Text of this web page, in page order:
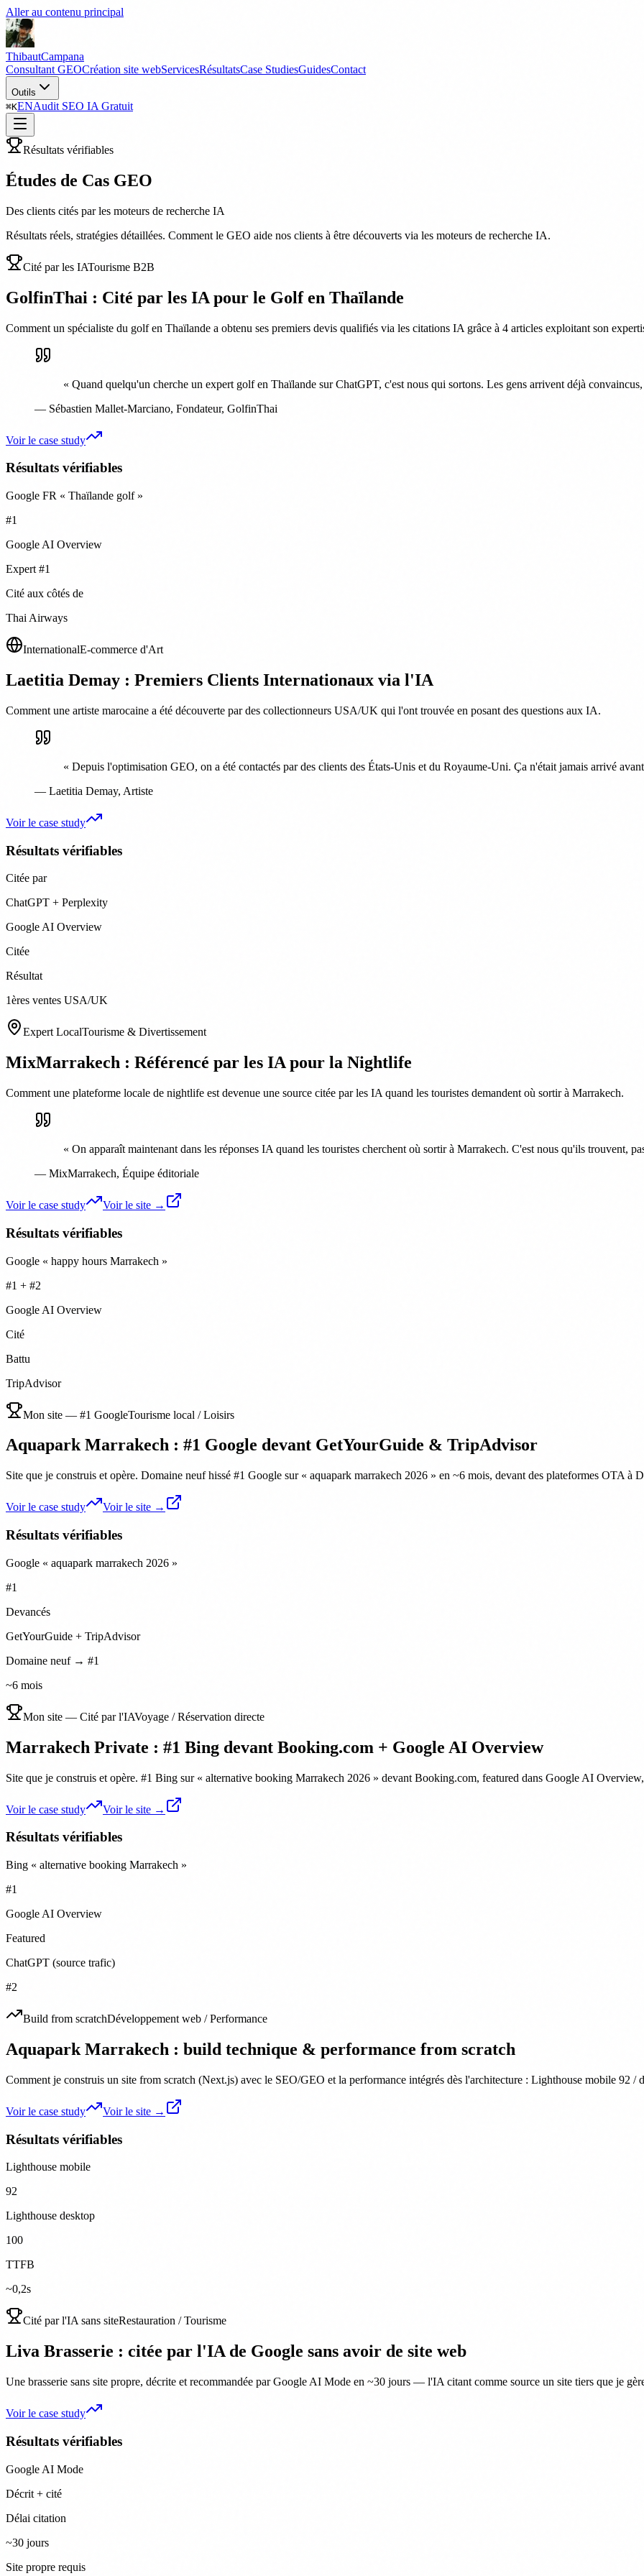
Aller au contenu principal
ThibautCampana
Consultant GEOCréation site webServicesRésultatsCase StudiesGuidesContact
Outils
⌘KENAudit SEO IA Gratuit
Résultats vérifiables
Études de Cas GEO
Des clients cités par les moteurs de recherche IA
Résultats réels, stratégies détaillées. Comment le GEO aide nos clients à être découverts via les moteurs de recherche IA.
Cité par les IATourisme B2B
GolfinThai : Cité par les IA pour le Golf en Thaïlande
Comment un spécialiste du golf en Thaïlande a obtenu ses premiers devis qualifiés via les citations IA grâce à 4 articles exploitant son
« Quand quelqu'un cherche un expert golf en Thaïlande sur ChatGPT, c'est nous qui sortons. Les gens arrivent déjà
— Sébastien Mallet-Marciano, Fondateur, GolfinThai
Voir le case study
Résultats vérifiables
Google FR « Thaïlande golf »
#1
Google AI Overview
Expert #1
Cité aux côtés de
Thai Airways
InternationalE-commerce d'Art
Laetitia Demay : Premiers Clients Internationaux via l'IA
Comment une artiste marocaine a été découverte par des collectionneurs USA/UK qui l'ont trouvée en posant des questions aux IA.
« Depuis l'optimisation GEO, on a été contactés par des clients des États-Unis et du Royaume-Uni. Ça n'était jamais arrivé
—Laetitia Demay, Artiste
Voir le case study
Résultats vérifiables
Citée par
ChatGPT + Perplexity
Google AI Overview
Citée
Résultat
1ères ventes USA/UK
Expert LocalTourisme & Divertissement
MixMarrakech : Référencé par les IA pour la Nightlife
Comment une plateforme locale de nightlife est devenue une source citée par les IA quand les touristes demandent où sortir à Marrakech.
« On apparaît maintenant dans les réponses IA quand les touristes cherchent où sortir à Marrakech. C'est nous qu'ils trouvent,
— MixMarrakech, Équipe éditoriale
Voir le case study Voir le site →
Résultats vérifiables
Google « happy hours Marrakech »
#1 + #2
Google AI Overview
Cité
Battu
TripAdvisor
Mon site — #1 GoogleTourisme local / Loisirs
Aquapark Marrakech : #1 Google devant GetYourGuide & TripAdvisor
Site que je construis et opère. Domaine neuf hissé #1 Google sur « aquapark marrakech 2026 » en ~6 mois, devant des plateformes OTA à
Voir le case study Voir le site →
Résultats vérifiables
Google « aquapark marrakech 2026 »
#1
Devancés
GetYourGuide + TripAdvisor
Domaine neuf → #1
~6 mois
Mon site — Cité par l'IAVoyage / Réservation directe
Marrakech Private : #1 Bing devant Booking.com + Google AI Overview
Site que je construis et opère. #1 Bing sur « alternative booking Marrakech 2026 » devant Booking.com, featured dans Google AI
Voir le case study Voir le site →
Résultats vérifiables
Bing « alternative booking Marrakech »
#1
Google AI Overview
Featured
ChatGPT (source trafic)
#2
Build from scratchDéveloppement web / Performance
Aquapark Marrakech : build technique & performance from scratch
Comment je construis un site from scratch (Next.js) avec le SEO/GEO et la performance intégrés dès l'architecture : Lighthouse mobile 92 /
Voir le case study Voir le site →
Résultats vérifiables
Lighthouse mobile
92
Lighthouse desktop
100
TTFB
~0,2s
Cité par l'IA sans siteRestauration / Tourisme
Liva Brasserie : citée par l'IA de Google sans avoir de site web
Une brasserie sans site propre, décrite et recommandée par Google AI Mode en ~30 jours — l'IA citant comme source un site tiers que je
Voir le case study
Résultats vérifiables
Google AI Mode
Décrit + cité
Délai citation
~30 jours
Site propre requis